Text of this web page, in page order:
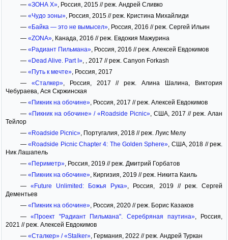
— «ЗОНА X», Россия, 2015 // реж. Андрей Сливко
— «Чудо зоны», Россия, 2015 // реж. Кристина Михайлиди
— «Байка — это не вымысел», Россия, 2016 // реж. Сергей Ильин
— «ZONA», Канада, 2016 // реж. Евдокия Мажурина
— «Радиант Пильмана», Россия, 2016 // реж. Алексей Евдокимов
— «Dead Alive. Part I», , 2017 // реж. Canyon Forkash
— «Путь к мечте», Россия, 2017
— «Сталкер», Россия, 2017 // реж. Алина Шалина, Виктория
Чебураева, Ася Скржинская
— «Пикник на обочине», Россия, 2017 // реж. Алексей Евдокимов
— «Пикник на обочине» / «Roadside Picnic», США, 2017 // реж. Алан
Тейлор
— «Roadside Picnic», Португалия, 2018 // реж. Луис Мелу
—«Roadside Picnic Chapter 4: The Golden Sphere» , США, 2018 // реж.
Ник Лашапель
— «Периметр», Россия, 2019 // реж. Дмитрий Горбатов
— «Пикник на обочине», Киргизия, 2019 // реж. Никита Каиль
— «Future Unlimited: Божья Рука» , Россия, 2019 // реж. Сергей
Дементьев
— «Пикник на обочине», Россия, 2020 // реж. Борис Казаков
— «Проект "Радиант Пильмана". Серебряная паутина» , Россия,
2021 // реж. Алексей Евдокимов
— «Сталкер» / «Stalker», Германия, 2022 // реж. Андрей Туркан